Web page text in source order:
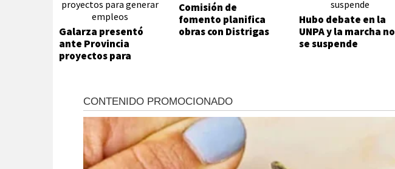
Galarza presentó
ante Provincia
proyectos para
Comisión de
fomento planifica
obras con Distrigas
Hubo debate en la
UNPA y la marcha no
se suspende